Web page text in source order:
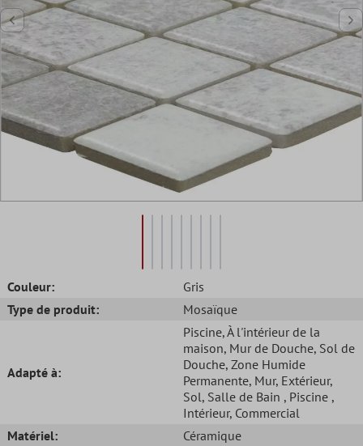
Couleur:
Gris
Type de produit:
Mosaïque
Adapté à:
Piscine, À l'intérieur de la
maison, Mur de Douche, Sol de
Douche, Zone Humide
Permanente, Mur, Extérieur,
Sol, Salle de Bain , Piscine ,
Intérieur, Commercial
Matériel:
Céramique